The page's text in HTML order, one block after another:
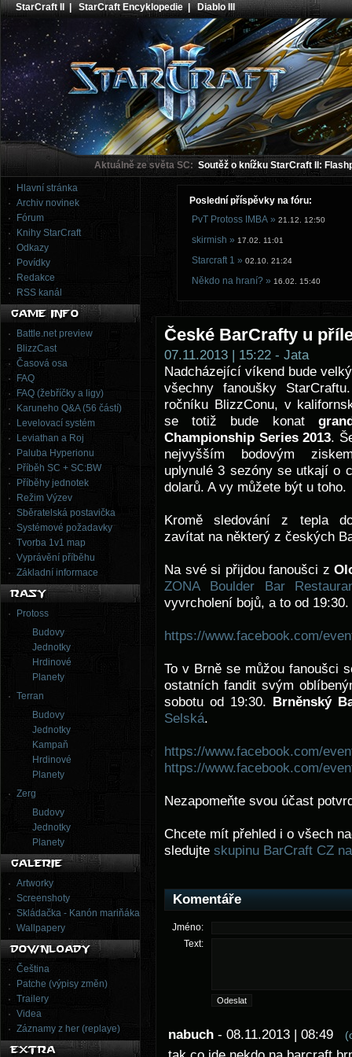
StarCraft II |StarCraft Encyklopedie|Diablo III
Aktuálně ze světa SC: Soutěž o knížku StarCraft II:
Hlavní stránka
Archiv novinek
Fórum
Knihy StarCraft
Odkazy
Povídky
Redakce
RSS kanál
Battle.net preview
BlizzCast
Časová osa
FAQ
FAQ (žebříčky a ligy)
Karuneho Q&A (56 částí)
Levelovací systém
Leviathan a Roj
Paluba Hyperionu
Příběh SC + SC:BW
Příběhy jednotek
Režim Výzev
Sběratelská postavička
Systémové požadavky
Tvorba 1v1 map
Vyprávění příběhu
Základní informace
Protoss
Budovy
Jednotky
Hrdinové
Planety
Terran
Budovy
Jednotky
Kampaň
Hrdinové
Planety
Zerg
Budovy
Jednotky
Planety
Artworky
Screenshoty
Skládačka - Kanón mariňáka
Wallpapery
Čeština
Patche (výpisy změn)
Trailery
Videa
Záznamy z her (replaye)
Poslední příspěvky na fóru:
PvT Protoss IMBA » 21.12. 12:50
skirmish » 17.02. 11:01
Starcraft 1 » 02.10. 21:24
Někdo na hraní? » 16.02. 15:40
České BarCrafty u
07.11.2013 | 15:22 - Jata
Nadcházející víkend bude
všechny fanoušky
ročníku BlizzConu, v
se totiž bude konat
Championship Series 2013.
nejvyšším bodovým
uplynulé 3 sezóny se utkají o
dolarů. A vy můžete být u toho.
Kromě sledování z tepla
zavítat na některý z českých
Na své si přijdou fanoušci z
ZONA Boulder Bar
vyvrcholení bojů, a to od 19:30.
https://www.facebook.com/
To v Brně se můžou fanoušci
ostatních fandit svým
sobotu od 19:30. Brněnský
Selská.
https://www.facebook.com/
https://www.facebook.com/
Nezapomeňte svou účast
Chcete mít přehled i o všech
sledujte skupinu BarCraft CZ
Komentáře
Jméno:
Text:
nabuch - 08.11.2013 | 08:49